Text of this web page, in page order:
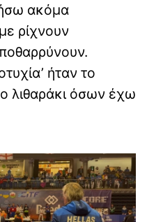
ακόμα
ρίχνουν
ήταν το
λιθαράκι όσων έχω